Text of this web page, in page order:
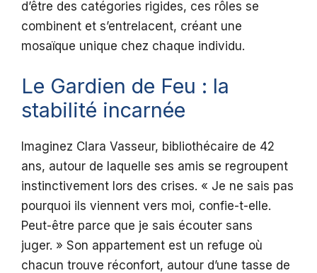
d’être des catégories rigides, ces rôles se
combinent et s’entrelacent, créant une
mosaïque unique chez chaque individu.
Le Gardien de Feu : la
stabilité incarnée
Imaginez Clara Vasseur, bibliothécaire de 42
ans, autour de laquelle ses amis se regroupent
instinctivement lors des crises. « Je ne sais pas
pourquoi ils viennent vers moi, confie-t-elle.
Peut-être parce que je sais écouter sans
juger. » Son appartement est un refuge où
chacun trouve réconfort, autour d’une tasse de